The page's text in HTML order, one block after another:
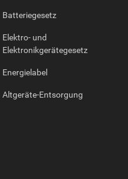
Batteriegesetz
Elektro- und
Elektronikgerätegesetz
Energielabel
Altgeräte-Entsorgung